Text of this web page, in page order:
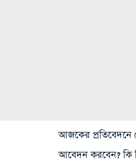
আজকের প্রতিবেদনে
আবেদন করবেন? কি